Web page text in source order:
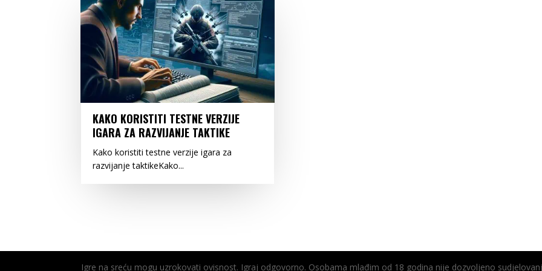
KAKO KORISTITI TESTNE VERZIJE
IGARA ZA RAZVIJANJE TAKTIKE
Kako koristiti testne verzije igara za
razvijanje taktikeKako...
Igre na sreću mogu uzrokovati ovisnost. Igraj odgovorno. Osobama mlađim od 18 godina nije dozvoljeno